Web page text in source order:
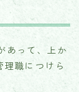
あって、上か
理職につけら